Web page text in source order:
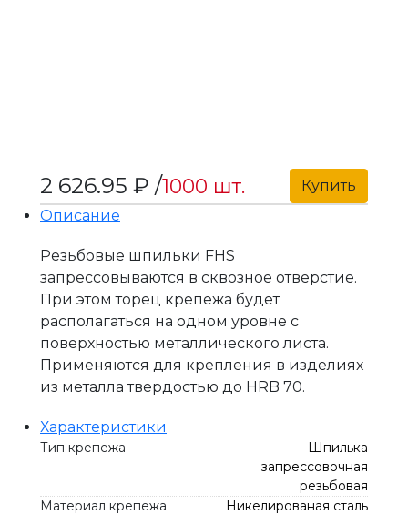
2 626.95 ₽ /1000 шт.
Купить
Описание
Резьбовые шпильки FHS
запрессовываются в сквозное отверстие.
При этом торец крепежа будет
располагаться на одном уровне с
поверхностью металлического листа.
Применяются для крепления в изделиях
из металла твердостью до HRB 70.
Характеристики
Тип крепежа
Шпилька
запрессовочная
резьбовая
Материал крепежа
Никелированая сталь